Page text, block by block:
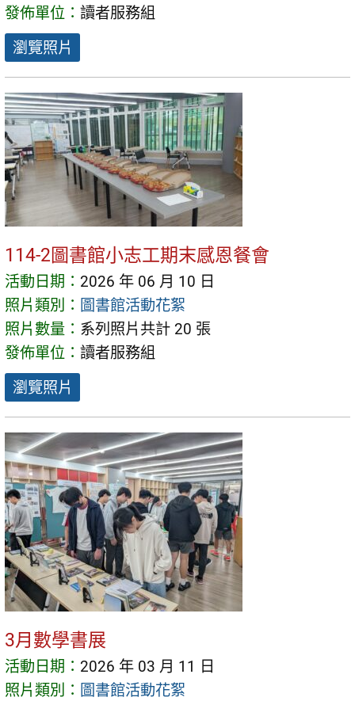
發佈單位： 讀者服務組
瀏覽照片
114-2圖書館小志工期末感恩餐會
活動日期： 2026 年 06 月 10 日
照片類別： 圖書館活動花絮
照片數量： 系列照片共計 20 張
發佈單位： 讀者服務組
瀏覽照片
3月數學書展
活動日期： 2026 年 03 月 11 日
照片類別： 圖書館活動花絮